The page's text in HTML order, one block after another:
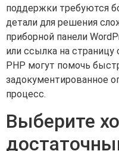
поддержки требуются
детали для решения
приборной панели
или ссылка на
PHP могут помочь
задокументированное
процесс.
Выберите